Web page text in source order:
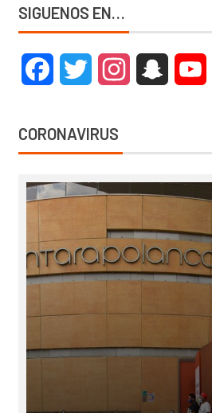
SIGUENOS EN…
FacebookTwitter InstagramSnapchat
CORONAVIRUS